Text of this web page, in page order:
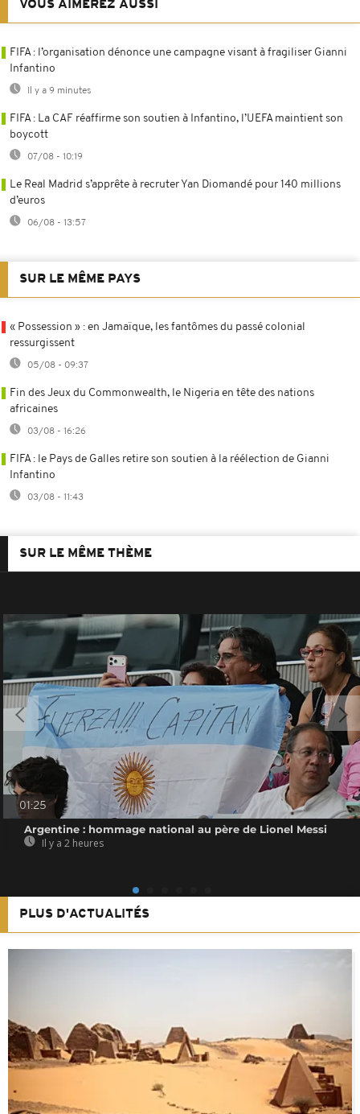
VOUS AIMEREZ AUSSI
FIFA : l’organisation dénonce une campagne visant à fragiliser Gianni
Infantino
Il y a 9 minutes
FIFA : La CAF réaffirme son soutien à Infantino, l’UEFA maintient son
boycott
07/08 - 10:19
Le Real Madrid s’apprête à recruter Yan Diomandé pour 140 millions
d’euros
06/08 - 13:57
SUR LE MÊME PAYS
« Possession » : en Jamaïque, les fantômes du passé colonial
ressurgissent
05/08 - 09:37
Fin des Jeux du Commonwealth, le Nigeria en tête des nations
africaines
03/08 - 16:26
FIFA : le Pays de Galles retire son soutien à la réélection de Gianni
Infantino
03/08 - 11:43
SUR LE MÊME THÈME
01:25
Argentine : hommage national au père de Lionel Messi
Il y a 2 heures
PLUS D'ACTUALITÉS